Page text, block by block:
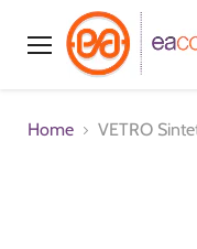
Menu
Home VETRO